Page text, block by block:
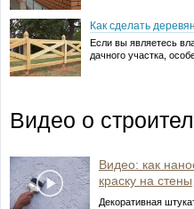
того, кирпичная
теплоизоляцию дома
Читать далее →
Как сделать
Если вы являетесь
дачного участка,
Читать далее →
Видео о
Видео: как
краску на стены
Декоративная